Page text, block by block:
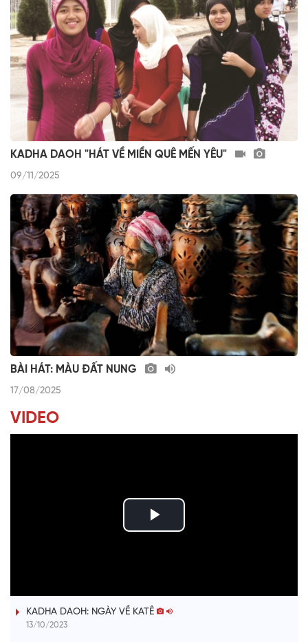
KADHA DAOH "HÁT VỀ MIỀN QUÊ MẾN YÊU"
09/11/2025
BÀI HÁT: MÀU ĐẤT NUNG
17/08/2025
VIDEO
P
a
KADHA DAOH: NGÀY VỀ KATÊ
13/10/2023